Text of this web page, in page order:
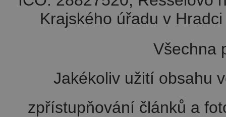
Krajského úřadu v
Všechna
Jakékoliv užití obsahu
zpřístupňování článků a